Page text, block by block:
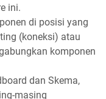
ini.
di posisi yang
(koneksi) atau
komponen
dan Skema,
masing